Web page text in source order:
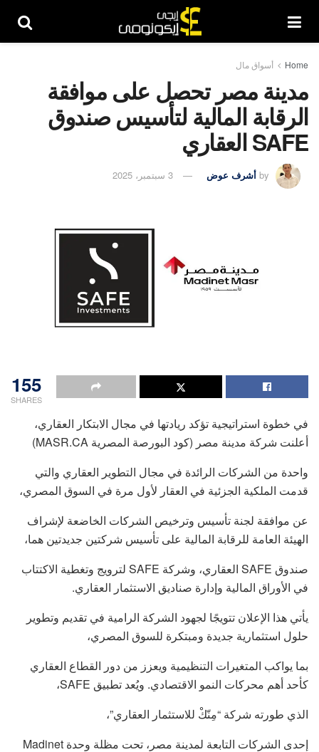
Home أسواق مال
مدينة مصر تحصل على موافقة
الرقابة المالية لتأسيس صندوق
SAFE العقاري
by أشرف عوض 3 سبتمبر، 2025
155
SHARES
في خطوة استراتيجية تؤكد ريادتها في مجال الابتكار العقاري،
أعلنت شركة مدينة مصر (كود البورصة المصرية MASR.CA)
واحدة من الشركات الرائدة في مجال التطوير العقاري والتي
قدمت الملكية الجزئية في العقار لأول مرة في السوق المصري،
عن موافقة لجنة تأسيس وترخيص الشركات الخاضعة لإشراف
الهيئة العامة للرقابة المالية على تأسيس شركتين جديدتين هما،
صندوق SAFE العقاري، وشركة SAFE لترويج وتغطية الاكتتاب
في الأوراق المالية وإدارة صناديق الاستثمار العقاري.
يأتي هذا الإعلان تتويجًا لجهود الشركة الرامية في تقديم وتطوير
حلول استثمارية جديدة ومبتكرة للسوق المصري،
بما يواكب المتغيرات التنظيمية ويعزز من دور القطاع العقاري
كأحد أهم محركات النمو الاقتصادي. ويُعد تطبيق SAFE،
الذي طورته شركة “مِنّكْ للاستثمار العقاري”،
إحدى الشركات التابعة لمدينة مصر، تحت مظلة وحدة Madinet